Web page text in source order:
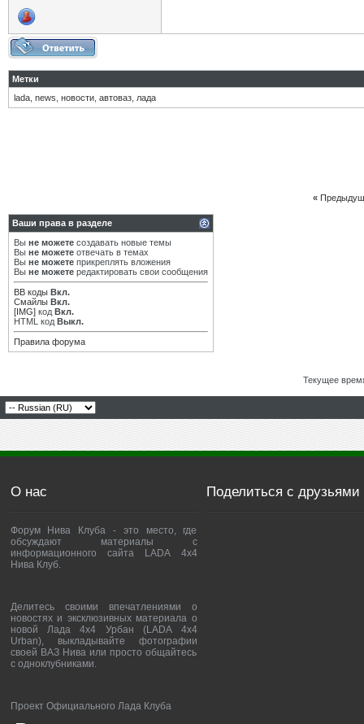
Метки
lada news новости автоваз лада
«
Ваши права в разделе
Вы не можете создавать новые темы
Вы не можете отвечать в темах
Вы не можете прикреплять вложения
Вы не можете редактировать свои сообщения
BB коды Вкл.
Смайлы Вкл.
[IMG] код Вкл.
HTML код Выкл.
Правила форума
Текущее
О нас
Форум Нива Клуба - это место, где
обсуждают материалы с
информационного сайта LADA 4x4
Нива Клуб.
Делитесь своими впечатлениями о
новостях и эксклюзивных материала о
новой Лада 4х4 Урбан (LADA 4x4
Urban), выкладывайте фотографии
своей ВАЗ Нива или просто общайтесь
с одноклубниками.
Проект Официального Лада Клуба
Поделиться с друзьями